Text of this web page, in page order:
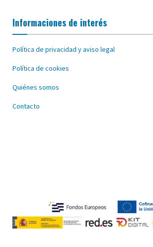
Informaciones de interés
Política de privacidad y aviso legal
Política de cookies
Quiénes somos
Contacto